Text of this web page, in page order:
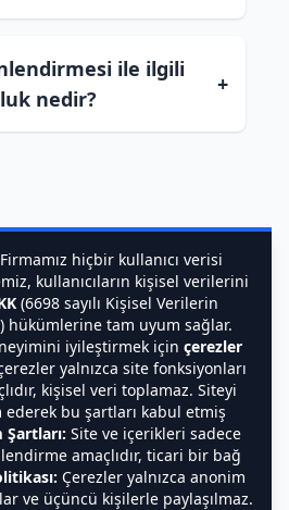
ile ilgili
nedir?
+
Firmamız hiçbir kullanıcı verisi
kullanıcıların kişisel verilerini
(6698 sayılı Kişisel Verilerin
hükümlerine tam uyum sağlar.
iyileştirmek için çerezler
yalnızca site fonksiyonları
kişisel veri toplamaz. Siteyi
ederek bu şartları kabul etmiş
Şartları: Site ve içerikleri sadece
amaçlıdır, ticari bir bağ
Çerezler yalnızca anonim
ve üçüncü kişilerle paylaşılmaz.